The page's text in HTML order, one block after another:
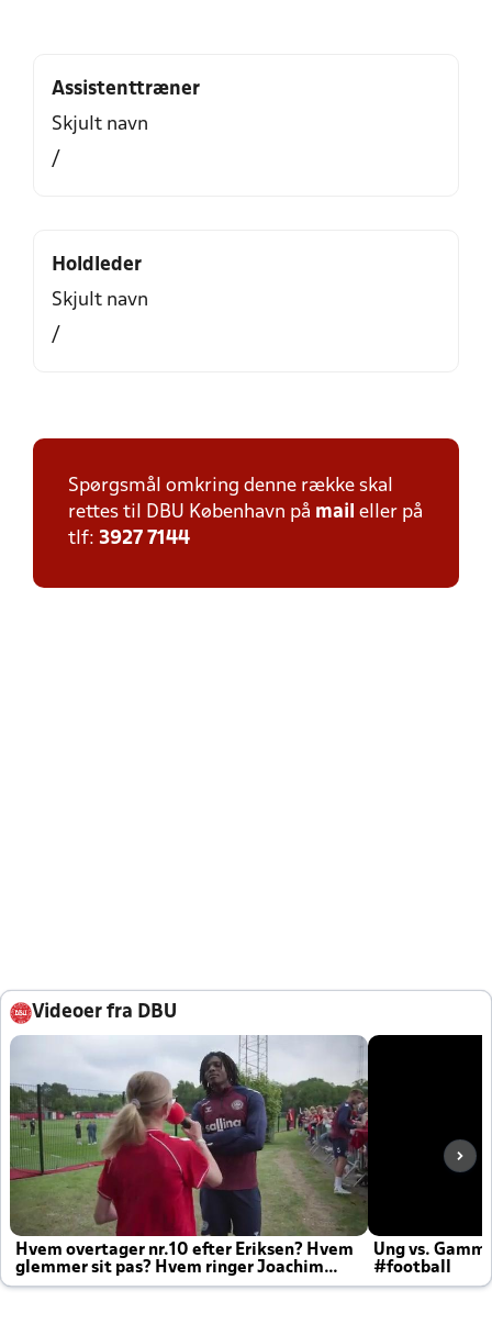
Assistenttræner
Skjult navn
/
Holdleder
Skjult navn
/
Spørgsmål omkring denne række skal
rettes til DBU København på mail eller på
tlf: 3927 7144
Videoer fra DBU
Hvem overtager nr.10 efter Eriksen? Hvem
glemmer sit pas? Hvem ringer Joachim
altid til efter kampe?
Ung vs.
#football